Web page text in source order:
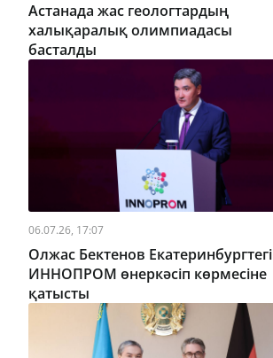
Астанада жас геологтардың
халықаралық олимпиадасы
басталды
06.07.26, 17:07
Олжас Бектенов Екатеринбургтегі
ИННОПРОМ өнеркәсіп көрмесіне
қатысты